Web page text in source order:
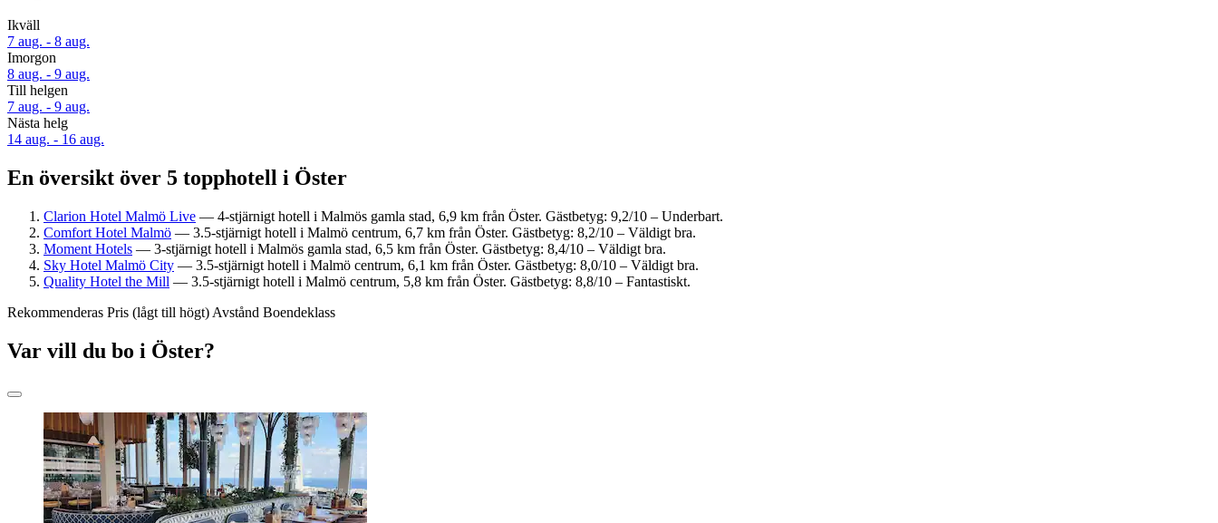
Ikväll
7 aug. - 8 aug.
Imorgon
8 aug. - 9 aug.
Till helgen
7 aug. - 9 aug.
Nästa helg
14 aug. - 16 aug.
En översikt över 5 topphotell i Öster
Clarion Hotel Malmö Live — 4-stjärnigt hotell i Malmös gamla stad, 6,9 km från Öster. Gästbetyg: 9,2/10 – Underbart.
Comfort Hotel Malmö — 3.5-stjärnigt hotell i Malmö centrum, 6,7 km från Öster. Gästbetyg: 8,2/10 – Väldigt bra.
Moment Hotels — 3-stjärnigt hotell i Malmös gamla stad, 6,5 km från Öster. Gästbetyg: 8,4/10 – Väldigt bra.
Sky Hotel Malmö City — 3.5-stjärnigt hotell i Malmö centrum, 6,1 km från Öster. Gästbetyg: 8,0/10 – Väldigt bra.
Quality Hotel the Mill — 3.5-stjärnigt hotell i Malmö centrum, 5,8 km från Öster. Gästbetyg: 8,8/10 – Fantastiskt.
Rekommenderas Pris (lågt till högt) Avstånd Boendeklass
Var vill du bo i Öster?